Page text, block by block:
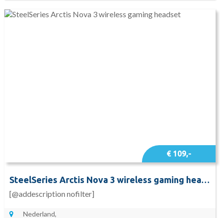
€ 109,-
SteelSeries Arctis Nova 3 wireless gaming headset
[@addescription nofilter]
Nederland,